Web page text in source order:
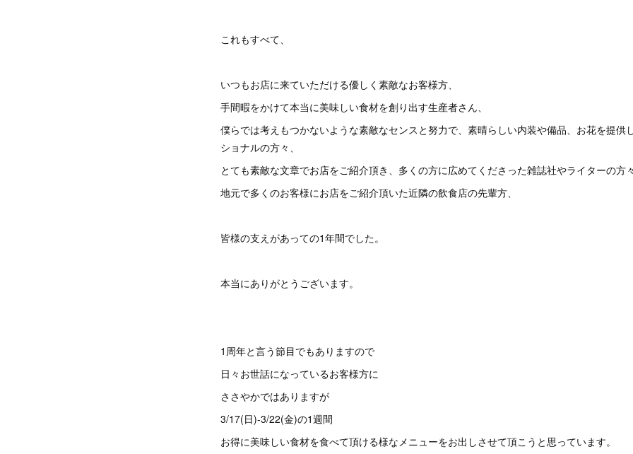
これもすべて、
いつもお店に来ていただける優しく素敵なお客様方、
手間暇をかけて本当に美味しい食材を創り出す生産者さん、
僕らでは考えもつかないような素敵なセンスと努力で、素晴らしい内装や備品、お花を提供
ショナルの方々、
とても素敵な文章でお店をご紹介頂き、多くの方に広めてくださった雑誌社やライターの方々
地元で多くのお客様にお店をご紹介頂いた近隣の飲食店の先輩方、
皆様の支えがあっての1年間でした。
本当にありがとうございます。
1周年と言う節目でもありますので
日々お世話になっているお客様方に
ささやかではありますが
3/17(日)-3/22(金)の1週間
お得に美味しい食材を食べて頂ける様なメニューをお出しさせて頂こうと思っています。